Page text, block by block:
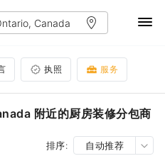
执照 服务
附近的厨房装修分包商
排序: 自动推荐